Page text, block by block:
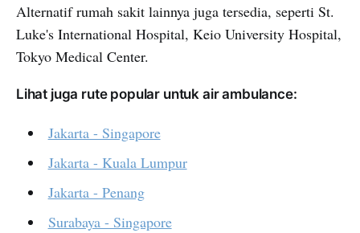
Alternatif rumah sakit lainnya juga tersedia, seperti St.
Luke's International Hospital, Keio University Hospital,
Tokyo Medical Center.
Lihat juga rute popular untuk air ambulance:
Jakarta - Singapore
Jakarta - Kuala Lumpur
Jakarta - Penang
Surabaya - Singapore